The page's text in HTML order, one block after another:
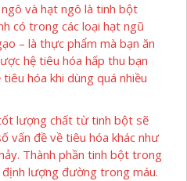
và hạt ngô là tinh bột
có trong các loại hạt ngũ
– là thực phẩm mà bạn ăn
hệ tiêu hóa hấp thu bạn
hóa khi dùng quá nhiều
lượng chất từ tinh bột sẽ
vấn đề về tiêu hóa khác như
Thành phần tinh bột trong
lượng đường trong máu.